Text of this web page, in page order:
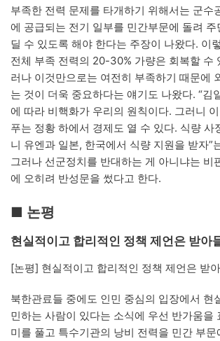
부족한 전력 문제를 타개하기 위해서는 군수
에 공급되는 전기 일부를 민간부문에 돌려 주
딜 수 있도록 해야 한다는 주장이 나왔다. 이
전체 부족 전력의 20-30% 가량은 회복할 수
러나 이것만으로는 여전히 부족하기 때문에
는 것이 더욱 중요하다는 얘기도 나왔다. “김
에 따라 비핵화가 우리의 원칙이다. 그러니
푸는 정황 하에서 경제도 열 수 있다. 식량 사
니 유엔과 일본, 한국에서 식량 지원을 받자”
그러나 선군정치를 반대하는 게 아니냐는 비
에 오히려 반성문을 썼다고 한다.
■ 논평
현실적이고 합리적인 정책 제언은 받아
[논평] 현실적이고 합리적인 정책 제언은 받
북한관료들 중에도 인민 중심의 입장에서 현
민하는 사람이 있다는 소식에 우선 반가움을
미를 풀고 특수기관의 낭비 전력을 민간 부문